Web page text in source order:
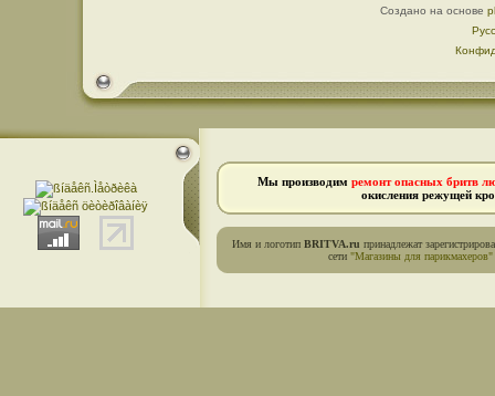
Создано на основе
Мы производим ремонт опасных бритв
окисления режущей
Имя и логотип BRITVA.ru принадлежат
сети "Магазины для парикмахеров"